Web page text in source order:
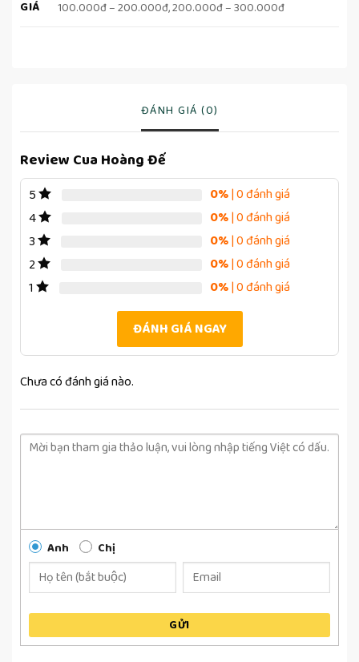
GIÁ 100.000đ – 200.000đ, 200.000đ – 300.000đ
ĐÁNH GIÁ (0)
Review Cua Hoàng Đế
5 0%| 0 đánh giá
4
0%| 0 đánh giá
3
0%| 0 đánh giá
2
0%| 0 đánh giá
1
0%| 0 đánh giá
ĐÁNH GIÁ NGAY
Chưa có đánh giá nào.
Anh Chị
GỬI